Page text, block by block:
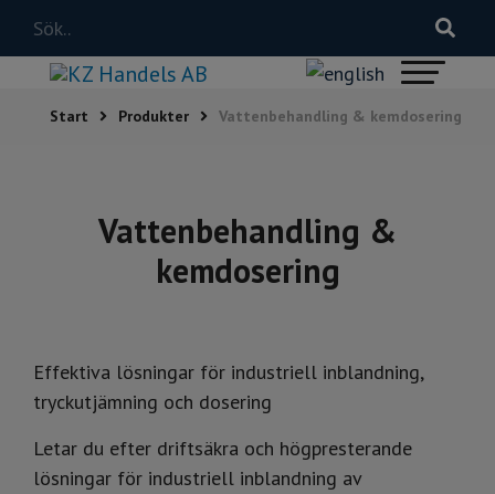
Start Produkter Vattenbehandling & kemdosering
Vattenbehandling &
kemdosering
Effektiva lösningar för industriell inblandning,
tryckutjämning och dosering
Letar du efter driftsäkra och högpresterande
lösningar för industriell inblandning av